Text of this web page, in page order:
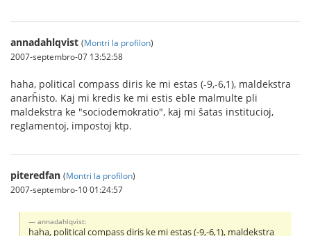
annadahlqvist (Montri la profilon)
2007-septembro-07 13:52:58
haha, political compass diris ke mi estas (-9,-6,1), maldekstra
anarĥisto. Kaj mi kredis ke mi estis eble malmulte pli
maldekstra ke "sociodemokratio", kaj mi ŝatas institucioj,
reglamentoj, impostoj ktp.
piteredfan (Montri la profilon)
2007-septembro-10 01:24:57
annadahlqvist:
haha, political compass diris ke mi estas (-9,-6,1), maldekstra